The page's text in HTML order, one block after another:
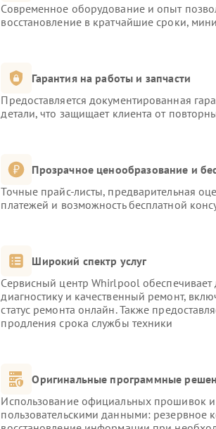
Современное оборудование и опыт
восстановление в кратчайшие сроки,
Гарантия на работы и запчасти
Предоставляется документированная
детали, что защищает клиента от
Прозрачное ценообразование и
Точные прайс-листы, предварительная
платежей и возможность бесплатной
Широкий спектр услуг
Сервисный центр Whirlpool обеспечивает
диагностику и качественный ремонт,
статус ремонта онлайн. Также
продления срока службы техники
Оригинальные программные
Использование официальных прошивок и
пользовательскими данными: резервное